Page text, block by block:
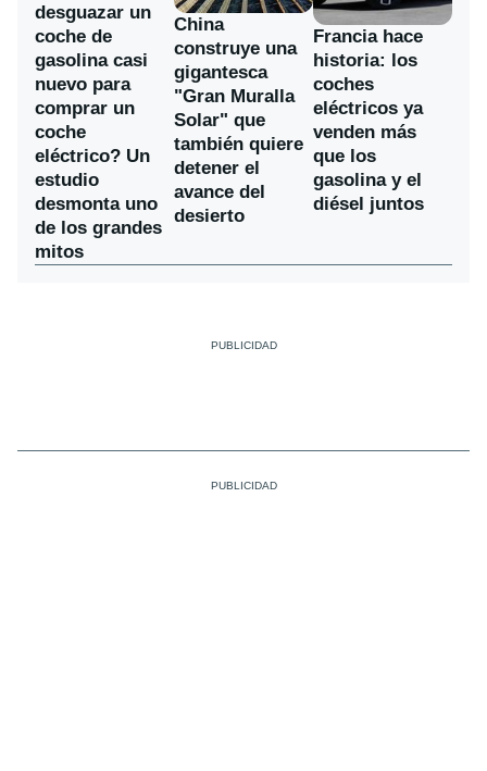
desguazar un
coche de
gasolina casi
nuevo para
comprar un
coche
eléctrico? Un
estudio
desmonta uno
de los grandes
mitos
China
construye una
gigantesca
"Gran Muralla
Solar" que
también quiere
detener el
avance del
desierto
Francia hace
historia: los
coches
eléctricos ya
venden más
que los
gasolina y el
diésel juntos